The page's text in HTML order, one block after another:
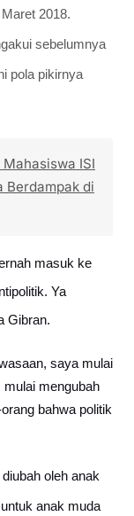
2018.
sebelumnya
pola pikirnya
ISI
Berdampak di
masuk ke
Ya
Gibran.
saya mulai
mengubah
bahwa politik
oleh anak
anak muda